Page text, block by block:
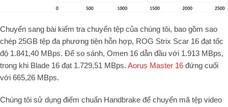
Chuyển sang bài kiểm tra chuyển tệp của chúng tôi, bao gồm sao
chép 25GB tệp đa phương tiện hỗn hợp, ROG Strix Scar 16 đạt tốc
độ 1.841,40 MBps. Để so sánh, Omen 16 dẫn đầu với 1.913 MBps,
trong khi Blade 16 đạt 1.729,51 MBps. Aorus Master 16 đứng cuối
với 665,26 MBps.
Chúng tôi sử dụng điểm chuẩn Handbrake để chuyển mã tệp video